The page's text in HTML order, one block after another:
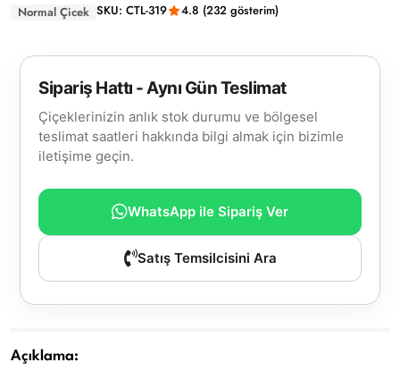
Normal Çicek SKU: CTL-319 4.8 (232 gösterim)
Sipariş Hattı - Aynı Gün Teslimat
Çiçeklerinizin anlık stok durumu ve bölgesel
teslimat saatleri hakkında bilgi almak için bizimle
iletişime geçin.
WhatsApp ile Sipariş Ver
Satış Temsilcisini Ara
Açıklama: